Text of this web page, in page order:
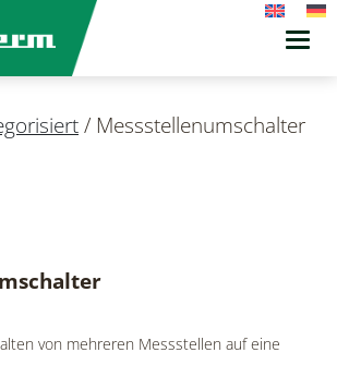
/ Messstellenumschalter
von mehreren Messstellen auf eine